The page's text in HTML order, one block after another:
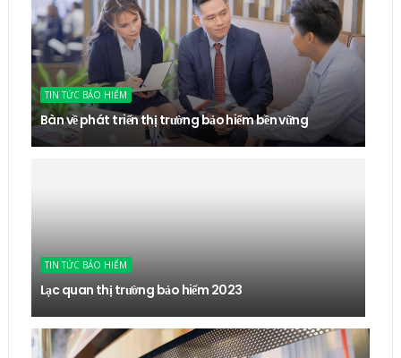
TIN TỨC BẢO HIỂM
Bàn về phát triển thị trường bảo hiểm bền vững
TIN TỨC BẢO HIỂM
Lạc quan thị trường bảo hiểm 2023